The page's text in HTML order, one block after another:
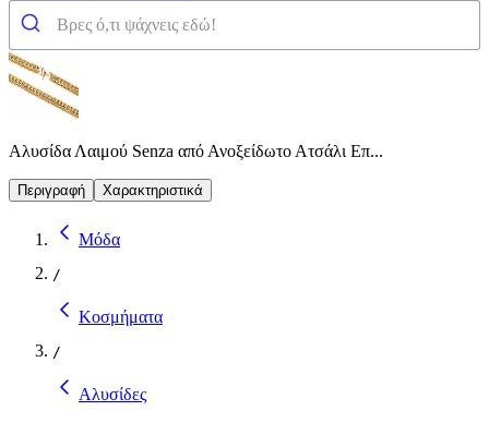
Αλυσίδα Λαιμού Senza από Ανοξείδωτο Ατσάλι Επ...
Περιγραφή Χαρακτηριστικά
Μόδα
/
Κοσμήματα
/
Αλυσίδες